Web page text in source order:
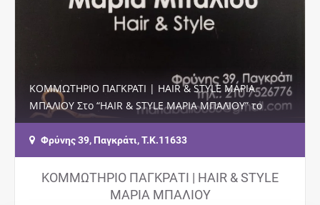
ΚΟΜΜΩΤΗΡΙΟ ΠΑΓΚΡΑΤΙ | HAIR & STYLE ΜΑΡΙΑ
ΜΠΑΛΙΟΥ Στο “HAIR & STYLE ΜΑΡΙΑ ΜΠΑΛΙΟΥ” το
οποίο εδρεύει στο Παγκράτι, σας περιμένει…
Φρύνης 39, Παγκράτι, Τ.Κ.11633
ΚΟΜΜΩΤΗΡΙΟ ΠΑΓΚΡΑΤΙ | HAIR & STYLE
ΜΑΡΙΑ ΜΠΑΛΙΟΥ